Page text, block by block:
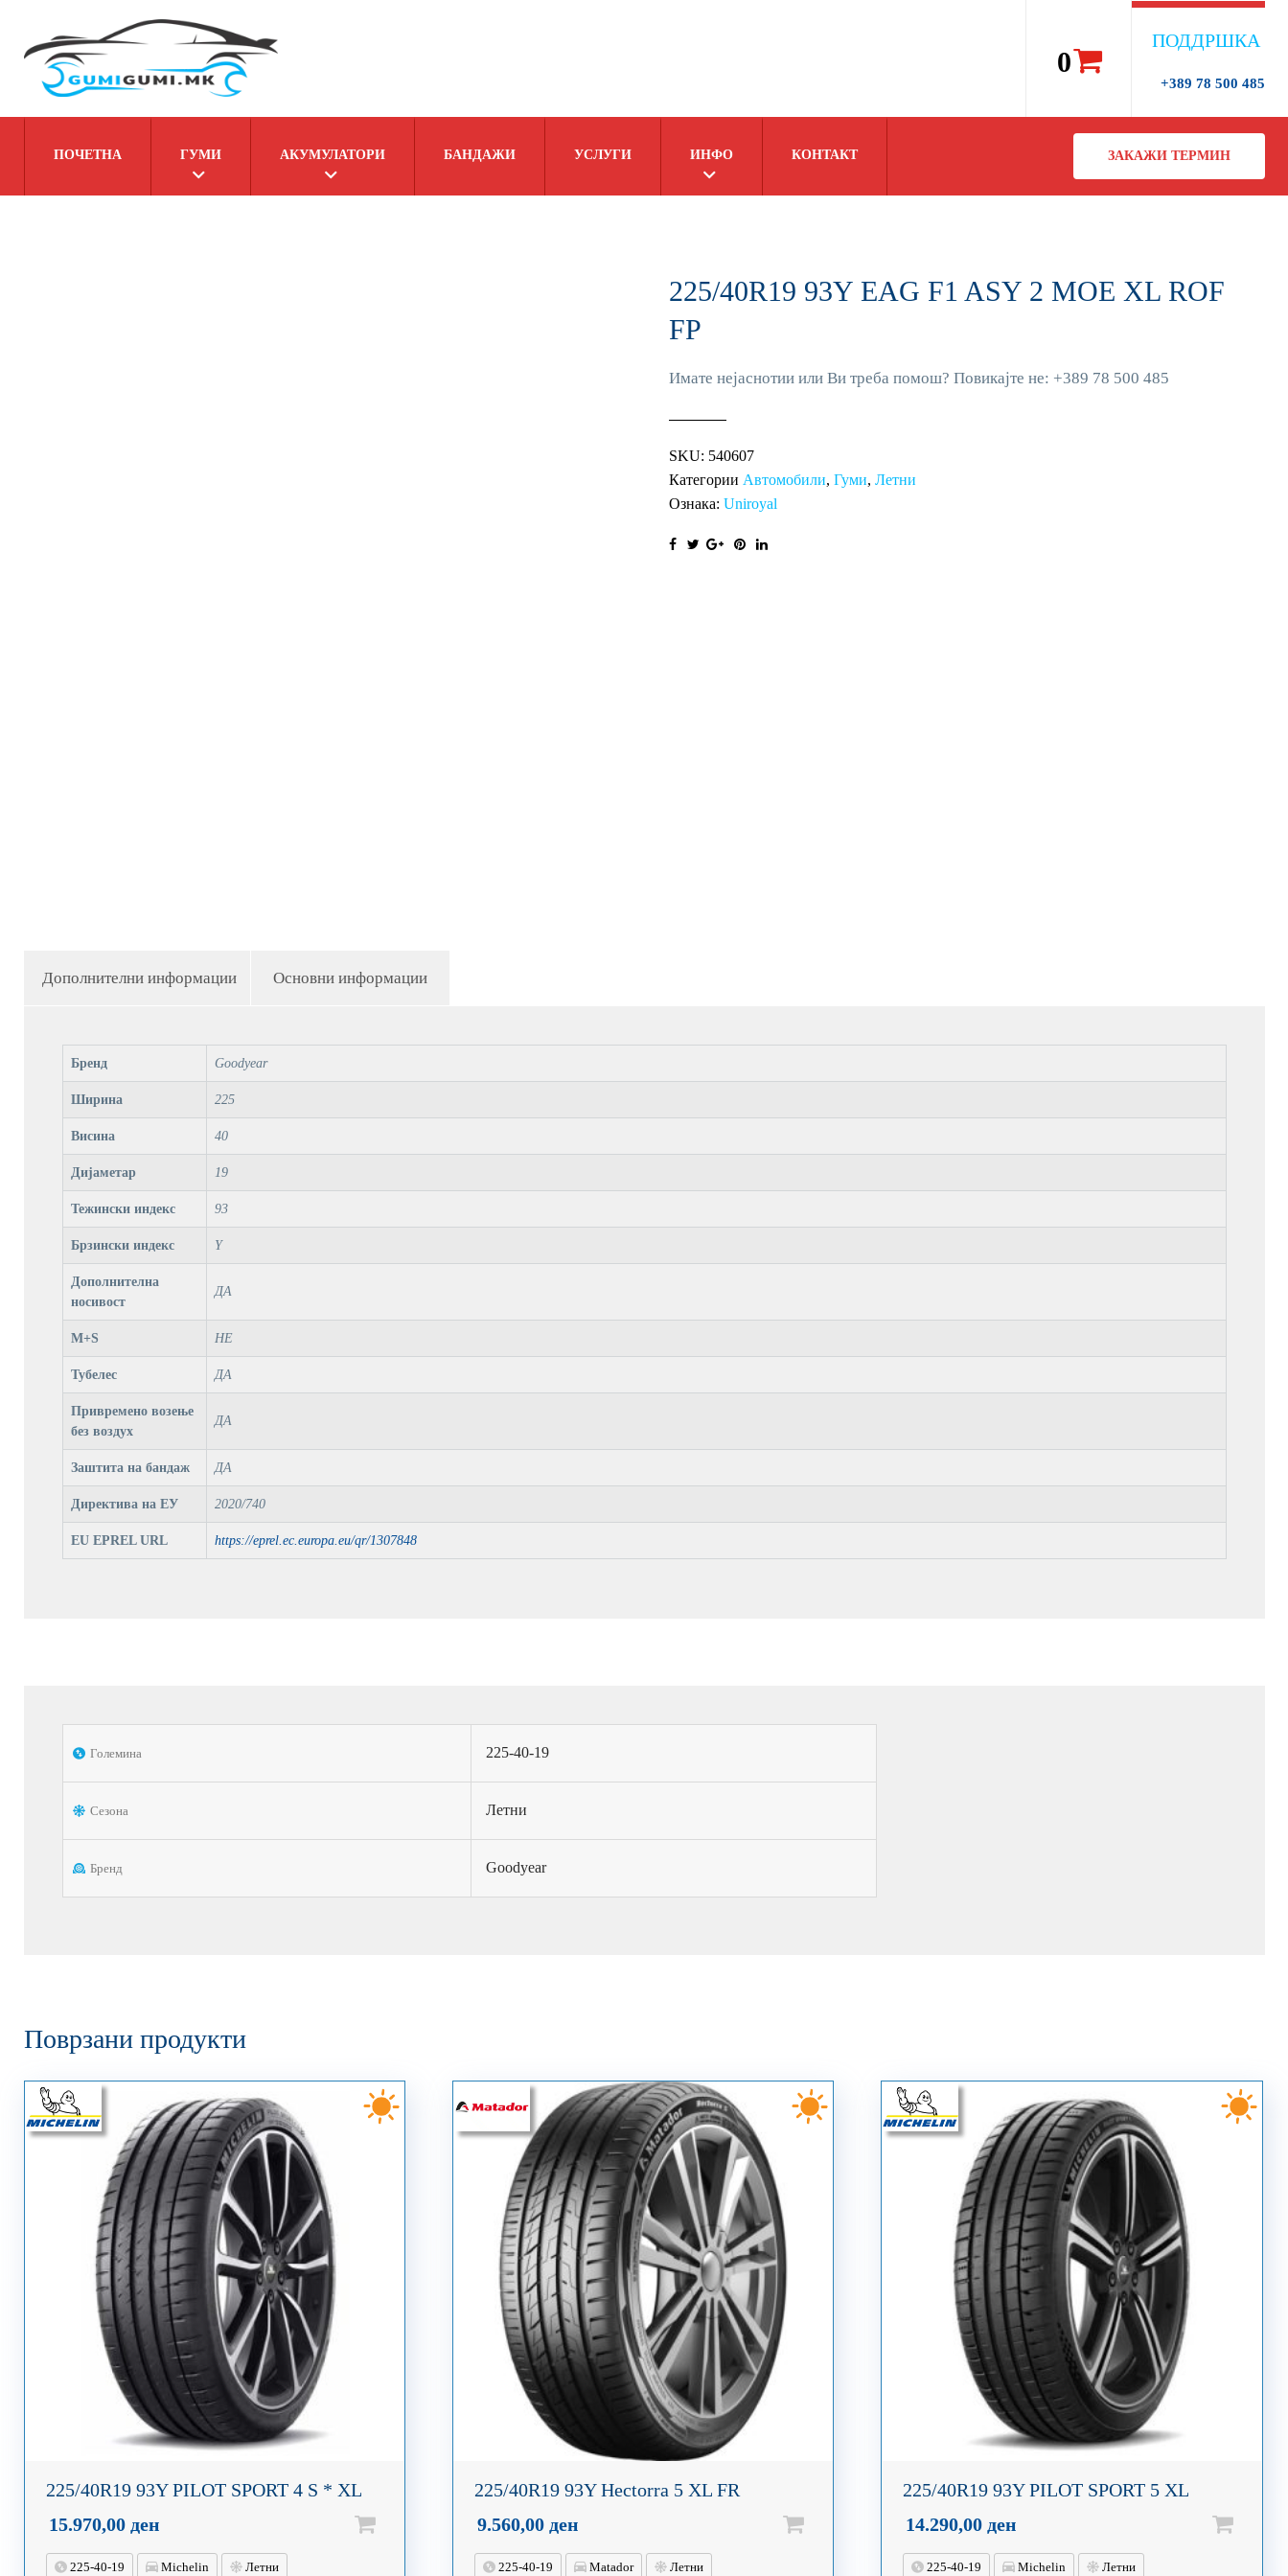
0
ПОДДРШКА
+389 78 500 485
ЗАКАЖИ ТЕРМИН
ПОЧЕТНА ГУМИ АКУМУЛАТОРИ БАНДАЖИ УСЛУГИ ИНФО КОНТАКТ
225/40R19 93Y EAG F1 ASY 2 MOE XL ROF
FP
Имате нејаснотии или Ви треба помош? Повикајте не: +389 78 500 485
SKU: 540607
Категории Автомобили, Гуми, Летни
Ознака: Uniroyal
Дополнителни информации Основни информации
Бренд Goodyear
Ширина 225
Висина 40
Дијаметар 19
Тежински индекс 93
Брзински индекс Y
Дополнителна
носивост
ДА
M+S НЕ
Тубелес ДА
Привремено возење
без воздух
ДА
Заштита на бандаж ДА
Директива на ЕУ 2020/740
EU EPREL URL https://eprel.ec.europa.eu/qr/1307848
Големина 225-40-19
Сезона Летни
Бренд Goodyear
Поврзани продукти
225/40R19 93Y PILOT SPORT 4 S * XL
15.970,00 ден
225-40-19 Michelin Летни
225/40R19 93Y Hectorra 5 XL FR
9.560,00 ден
225-40-19 Matador Летни
225/40R19 93Y PILOT SPORT 5 XL
14.290,00ден
225-40-19 Michelin Летни